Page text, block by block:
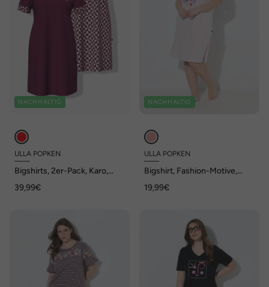
NACHHALTIG
ULLA POPKEN
Bigshirts, 2er-Pack, Karo,
39,99€
NACHHALTIG
ULLA POPKEN
Bigshirt, Fashion-Motive,
19,99€